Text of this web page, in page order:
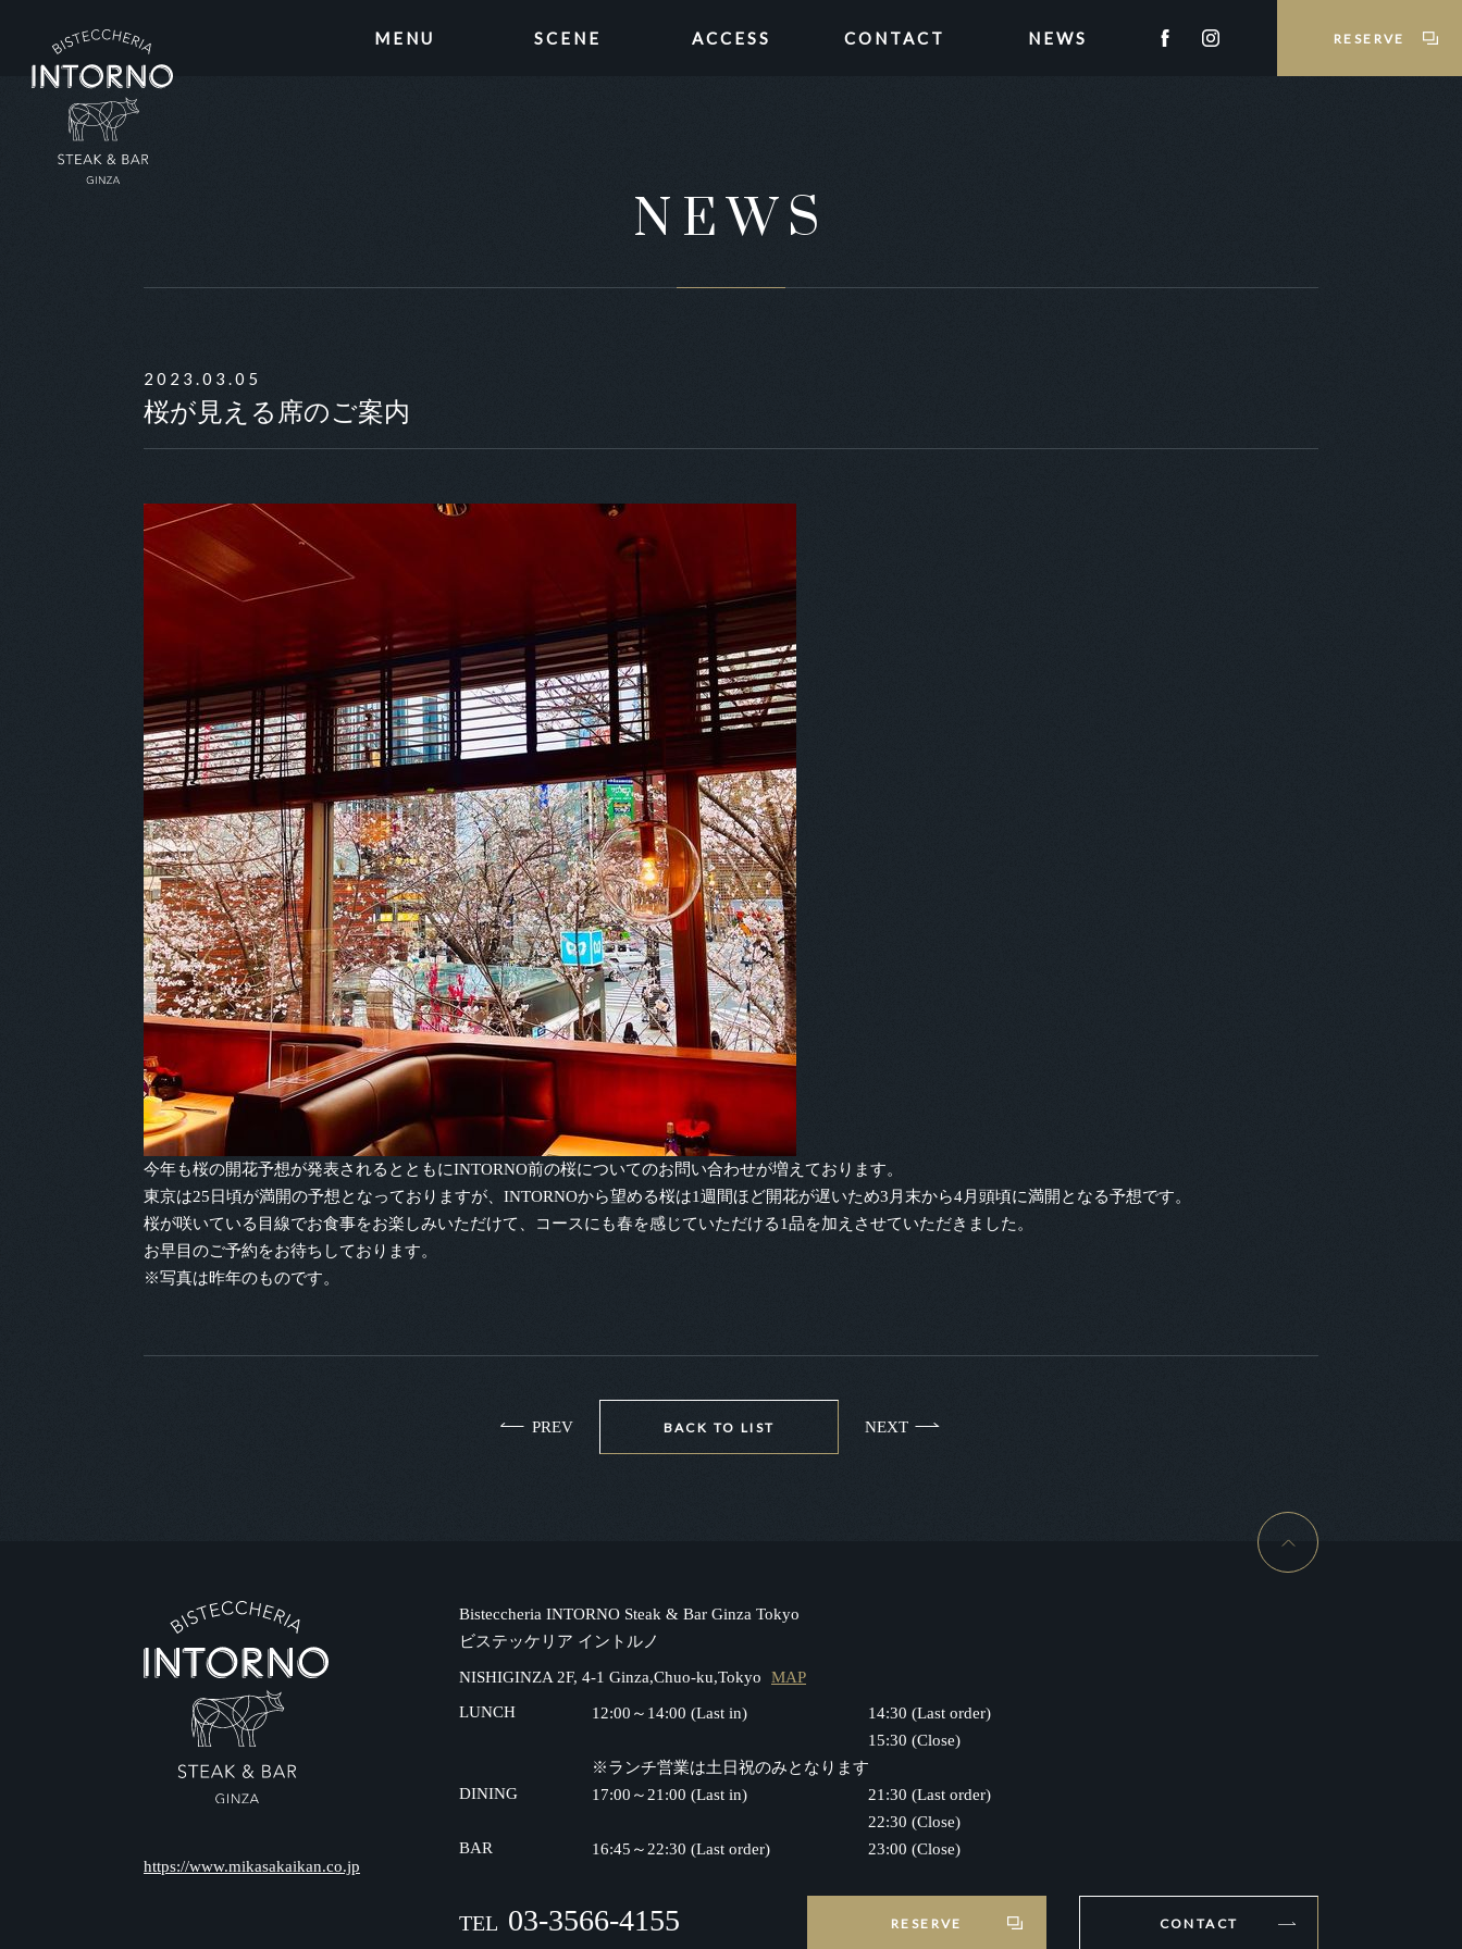
MENU SCENE ACCESS CONTACT NEWS RESERVE
NEWS
2023.03.05
桜が見える席のご案内
今年も桜の開花予想が発表されるとともにINTORNO前の桜についてのお問い合わせが増えております。
東京は25日頃が満開の予想となっておりますが、INTORNOから望める桜は1週間ほど開花が遅いため3月末から4月頭頃に満開となる予想です。
桜が咲いている目線でお食事をお楽しみいただけて、コースにも春を感じていただける1品を加えさせていただきました。
お早目のご予約をお待ちしております。
※写真は昨年のものです。
PREV BACK TO LIST NEXT
https://www.mikasakaikan.co.jp
Bisteccheria INTORNO Steak & Bar Ginza Tokyo
ビステッケリア イントルノ
NISHIGINZA 2F, 4-1 Ginza,Chuo-ku,Tokyo
MAP
LUNCH
12:00～14:00 (Last in)
14:30 (Last order)
15:30 (Close)
※ランチ営業は土日祝のみとなります
DINING
17:00～21:00 (Last in)
21:30 (Last order)
22:30 (Close)
BAR
16:45～22:30 (Last order) 23:00 (Close)
TEL 03-3566-4155 RESERVE CONTACT